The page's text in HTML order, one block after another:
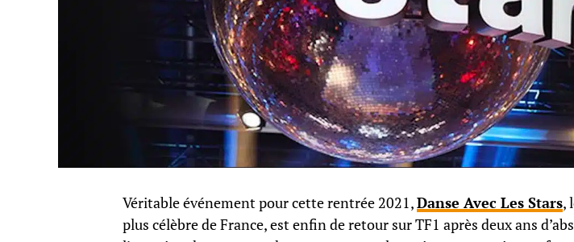
Véritable événement pour cette rentrée 2021,Danse Avec Les Stars,
plus célèbre de France, est enfin de retour sur TF1 après deux ans